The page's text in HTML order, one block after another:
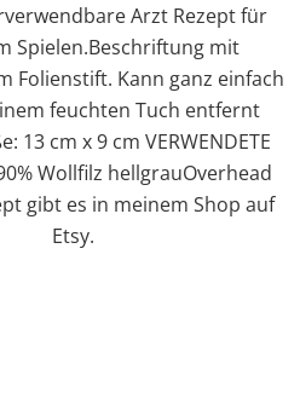
Arzt Rezept für
Spielen.Beschriftung mit
Folienstift. Kann ganz einfach
feuchten Tuch entfernt
13 cm x 9 cm VERWENDETE
Wollfilz hellgrauOverhead
gibt es in meinem Shop auf
Etsy.